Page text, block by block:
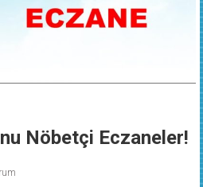
Nöbetçi Eczaneler!